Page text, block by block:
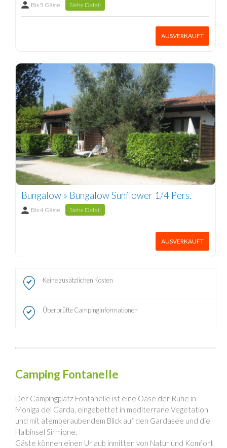
Bis 5 Gäste Siehe Detail
AUSVERKAUFT
Bungalow » Bungalow Sunflower 1/4 Pers.
Bis 4 Gäste Siehe Detail
AUSVERKAUFT
Keine zusätzlichen Kosten
Überprüfte Campinginformationen
Camping Fontanelle
Der Campingplatz Fontanelle ist eine Oase der Ruhe in
Moniga del Garda, eingebettet in mediterrane Vegetation
und mit atemberaubendem Blick auf den Gardasee und die
Halbinsel Sirmione.
Gäste können einen Urlaub inmitten von Natur und Komfort